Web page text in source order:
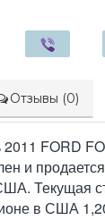
Отзывы (0)
FORD
и
Текущая
в США